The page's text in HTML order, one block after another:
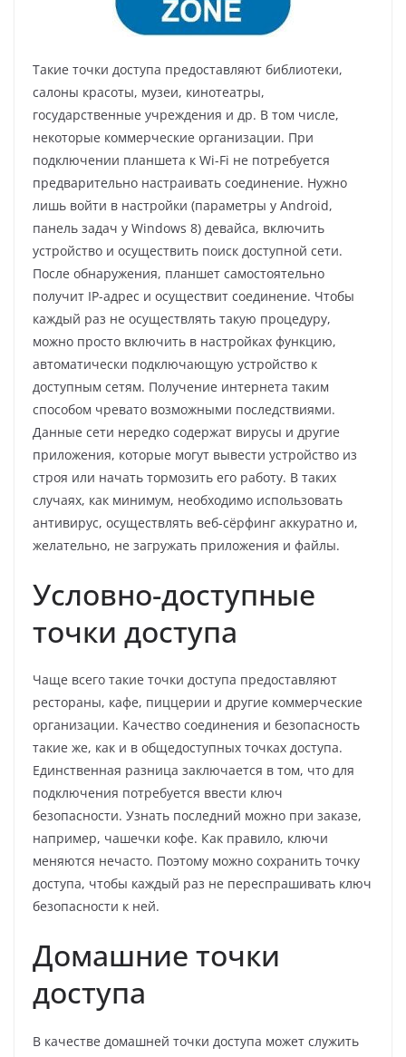
Такие точки доступа предоставляют библиотеки,
салоны красоты, музеи, кинотеатры,
государственные учреждения и др. В том числе,
некоторые коммерческие организации. При
подключении планшета к Wi-Fi не потребуется
предварительно настраивать соединение. Нужно
лишь войти в настройки (параметры у Android,
панель задач у Windows 8) девайса, включить
устройство и осуществить поиск доступной сети.
После обнаружения, планшет самостоятельно
получит IP-адрес и осуществит соединение. Чтобы
каждый раз не осуществлять такую процедуру,
можно просто включить в настройках функцию,
автоматически подключающую устройство к
доступным сетям. Получение интернета таким
способом чревато возможными последствиями.
Данные сети нередко содержат вирусы и другие
приложения, которые могут вывести устройство из
строя или начать тормозить его работу. В таких
случаях, как минимум, необходимо использовать
антивирус, осуществлять веб-сёрфинг аккуратно и,
желательно, не загружать приложения и файлы.
Условно-доступные
точки доступа
Чаще всего такие точки доступа предоставляют
рестораны, кафе, пиццерии и другие коммерческие
организации. Качество соединения и безопасность
такие же, как и в общедоступных точках доступа.
Единственная разница заключается в том, что для
подключения потребуется ввести ключ
безопасности. Узнать последний можно при заказе,
например, чашечки кофе. Как правило, ключи
меняются нечасто. Поэтому можно сохранить точку
доступа, чтобы каждый раз не переспрашивать ключ
безопасности к ней.
Домашние точки
доступа
В качестве домашней точки доступа может служить